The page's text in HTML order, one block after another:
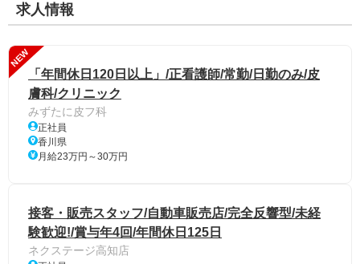
求人情報
NEW
「年間休日120日以上」/正看護師/常勤/日勤のみ/皮
膚科/クリニック
みずたに皮フ科
正社員
香川県
月給23万円～30万円
接客・販売スタッフ/自動車販売店/完全反響型/未経
験歓迎!/賞与年4回/年間休日125日
ネクステージ高知店